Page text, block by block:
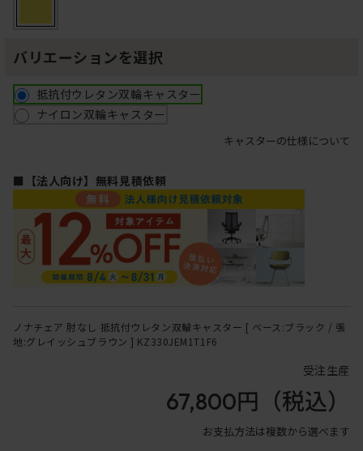
バリエーションを選択
抵抗付ウレタン双輪キャスター
ナイロン双輪キャスター
キャスターの仕様について
■【法人向け】無料見積依頼
ノナチェア 肘なし 抵抗付ウレタン双輪キャスター [ ベース:ブラック / 張
地:グレイッシュブラウン ] KZ330JEM1T1F6
受注生産
67,800円 （税込）
お支払方法は複数から選べます